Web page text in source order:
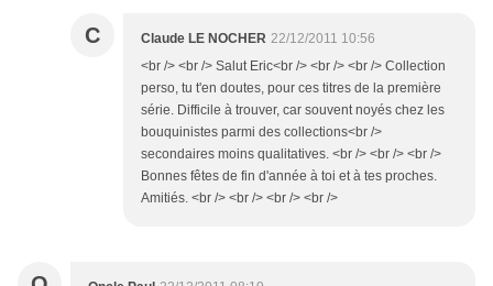
C Claude LE NOCHER 22/12/2011 10:56
<br /> <br /> Salut Eric<br /> <br /> <br /> Collection
perso, tu t'en doutes, pour ces titres de la première
série. Difficile à trouver, car souvent noyés chez les
bouquinistes parmi des collections<br />
secondaires moins qualitatives. <br /> <br /> <br />
Bonnes fêtes de fin d'année à toi et à tes proches.
Amitiés. <br /> <br /> <br /> <br />